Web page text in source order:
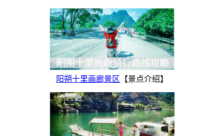
阳朔十里画廊景区 【景点介绍】